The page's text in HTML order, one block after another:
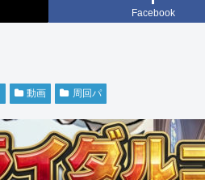
Facebook
動画 周回パ